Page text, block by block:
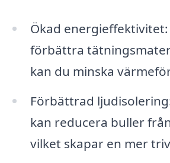
Ökad
förbättra
kan du minska
Förbättrad
kan reducera buller
vilket skapar en mer